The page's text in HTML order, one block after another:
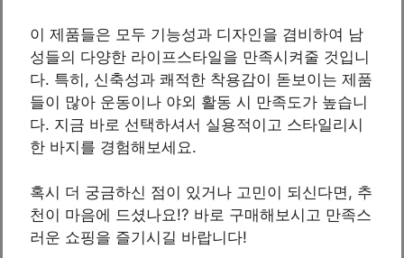
이 제품들은 모두 기능성과 디자인을 겸비하여 남
성들의 다양한 라이프스타일을 만족시켜줄 것입니
다. 특히, 신축성과 쾌적한 착용감이 돋보이는 제품
들이 많아 운동이나 야외 활동 시 만족도가 높습니
다. 지금 바로 선택하셔서 실용적이고 스타일리시
한 바지를 경험해보세요.
혹시 더 궁금하신 점이 있거나 고민이 되신다면, 추
천이 마음에 드셨나요!? 바로 구매해보시고 만족스
러운 쇼핑을 즐기시길 바랍니다!